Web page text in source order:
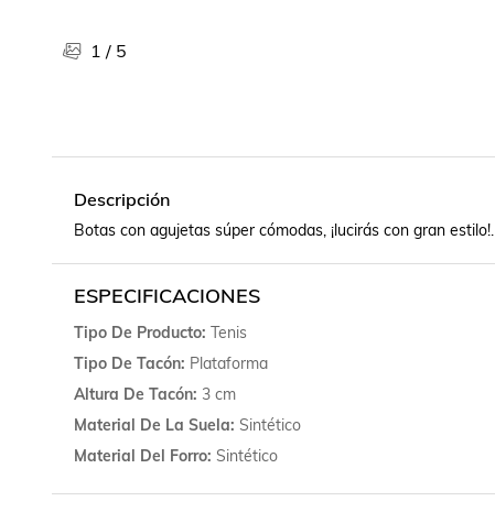
1 / 5
Descripción
Botas con agujetas súper cómodas, ¡lucirás con gran estilo!.
ESPECIFICACIONES
Tipo De Producto Tenis
Tipo De Tacón Plataforma
Altura De Tacón 3 cm
Material De La Suela Sintético
Material Del Forro Sintético